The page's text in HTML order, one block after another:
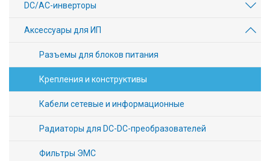
DC/AC-инверторы
Аксессуары для ИП
Разъемы для блоков питания
Крепления и конструктивы
Кабели сетевые и информационные
Радиаторы для DC-DC-преобразователей
Фильтры ЭМС